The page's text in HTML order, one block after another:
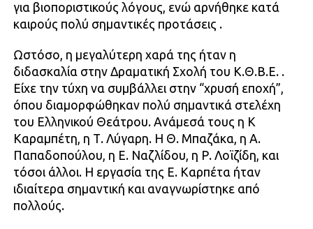
για βιοποριστικούς λόγους, ενώ αρνήθηκε κατά
καιρούς πολύ σημαντικές προτάσεις .
Ωστόσο, η μεγαλύτερη χαρά της ήταν η
διδασκαλία στην Δραματική Σχολή του Κ.Θ.Β.Ε. .
Είχε την τύχη να συμβάλλει στην “χρυσή εποχή”,
όπου διαμορφώθηκαν πολύ σημαντικά στελέχη
του Ελληνικού Θεάτρου. Ανάμεσά τους η Κ
Καραμπέτη, η Τ. Λύγαρη. Η Θ. Μπαζάκα, η Α.
Παπαδοπούλου, η Ε. Ναζλίδου, η Ρ. Λοϊζίδη, και
τόσοι άλλοι. Η εργασία της Ε. Καρπέτα ήταν
ιδιαίτερα σημαντική και αναγνωρίστηκε από
πολλούς.